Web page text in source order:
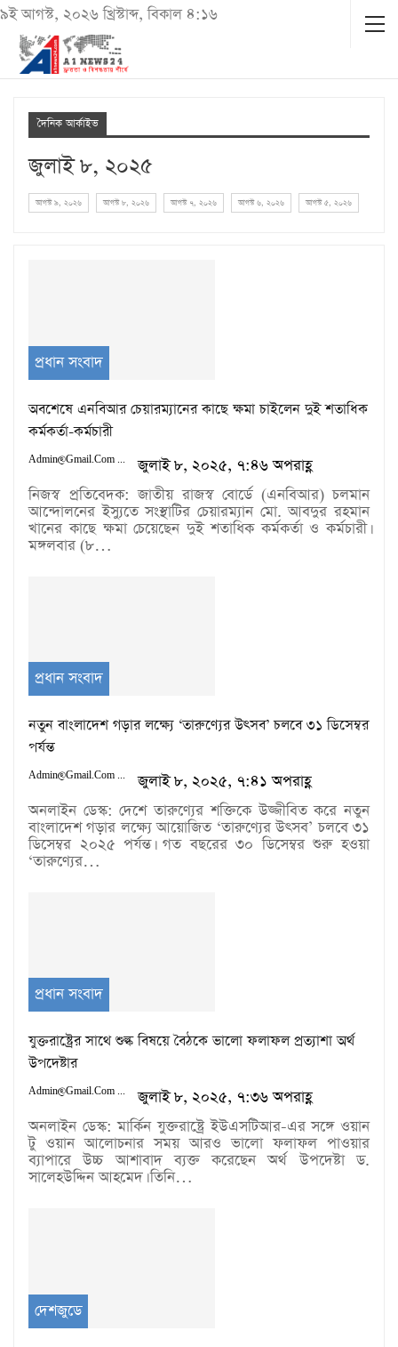
৯ই আগস্ট, ২০২৬ খ্রিস্টাব্দ, বিকাল ৪:১৬
দৈনিক আর্কাইভ
জুলাই ৮, ২০২৫
আগস্ট ৯, ২০২৬ আগস্ট ৮, ২০২৬ আগস্ট ৭, ২০২৬ আগস্ট ৬, ২০২৬ আগস্ট ৫, ২০২৬
প্রধান সংবাদ
অবশেষে এনবিআর চেয়ারম্যানের কাছে ক্ষমা চাইলেন দুই শতাধিক
কর্মকর্তা-কর্মচারী
Admin@gmail.com
জুলাই ৮, ২০২৫, ৭:৪৬ অপরাহ্ণ
নিজস্ব প্রতিবেদক: জাতীয় রাজস্ব বোর্ডে (এনবিআর) চলমান
আন্দোলনের ইস্যুতে সংস্থাটির চেয়ারম্যান মো. আবদুর রহমান
খানের কাছে ক্ষমা চেয়েছেন দুই শতাধিক কর্মকর্তা ও কর্মচারী।
মঙ্গলবার (৮…
প্রধান সংবাদ
নতুন বাংলাদেশ গড়ার লক্ষ্যে ‘তারুণ্যের উৎসব’ চলবে ৩১ ডিসেম্বর
পর্যন্ত
Admin@gmail.com
জুলাই ৮, ২০২৫, ৭:৪১ অপরাহ্ণ
অনলাইন ডেস্ক: দেশে তারুণ্যের শক্তিকে উজ্জীবিত করে নতুন
বাংলাদেশ গড়ার লক্ষ্যে আয়োজিত ‘তারুণ্যের উৎসব’ চলবে ৩১
ডিসেম্বর ২০২৫ পর্যন্ত। গত বছরের ৩০ ডিসেম্বর শুরু হওয়া
‘তারুণ্যের…
প্রধান সংবাদ
যুক্তরাষ্ট্রের সাথে শুল্ক বিষয়ে বৈঠকে ভালো ফলাফল প্রত্যাশা অর্থ
উপদেষ্টার
Admin@gmail.com
জুলাই ৮, ২০২৫, ৭:৩৬ অপরাহ্ণ
অনলাইন ডেস্ক: মার্কিন যুক্তরাষ্ট্রে ইউএসটিআর-এর সঙ্গে ওয়ান
টু ওয়ান আলোচনার সময় আরও ভালো ফলাফল পাওয়ার
ব্যাপারে উচ্চ আশাবাদ ব্যক্ত করেছেন অর্থ উপদেষ্টা ড.
সালেহউদ্দিন আহমেদ। তিনি…
দেশজুডে